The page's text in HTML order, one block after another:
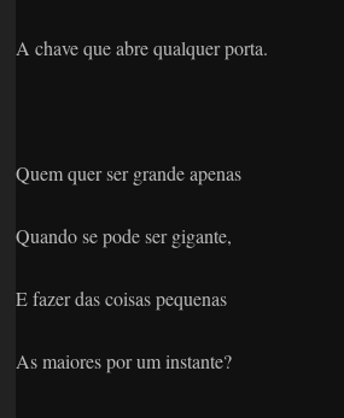
A chave que abre qualquer porta.
Quem quer ser grande apenas
Quando se pode ser gigante,
E fazer das coisas pequenas
As maiores por um instante?